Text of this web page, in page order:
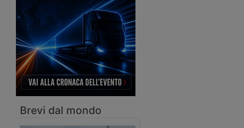
Brevi dal mondo